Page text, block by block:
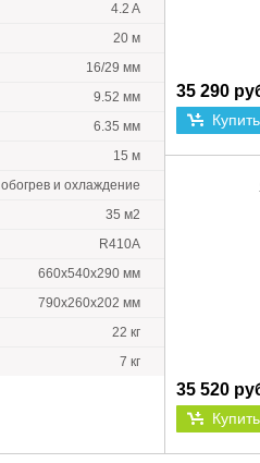
4.2 A
20 м
16/29 мм
9.52 мм
6.35 мм
15 м
обогрев и охлаждение
35 м2
R410A
660x540x290 мм
790x260x202 мм
22 кг
7 кг
35 290
Купить
35 520
Купить